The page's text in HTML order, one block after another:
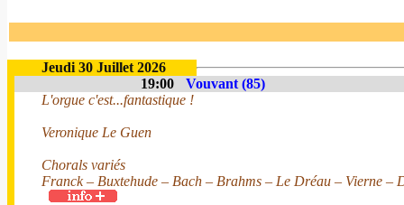
Jeudi 30 Juillet 2026
19:00
Vouvant (85)
L'orgue c'est...fantastique !
Veronique Le Guen
Chorals variés
Franck – Buxtehude – Bach – Brahms – Le Dréau – Vierne –